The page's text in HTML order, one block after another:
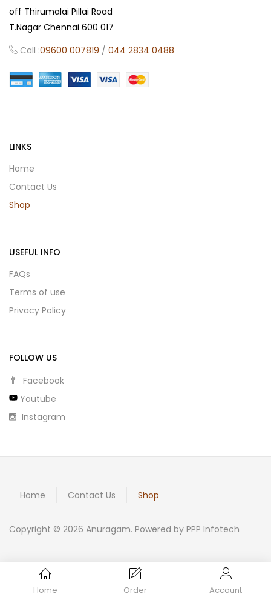
Home Order Account
off Thirumalai Pillai Road
T.Nagar Chennai 600 017
Call :09600 007819 / 044 2834 0488
LINKS
Home
Contact Us
Shop
USEFUL INFO
FAQs
Terms of use
Privacy Policy
FOLLOW US
Facebook
Youtube
Instagram
Copyright © 2026 Anuragam. Powered by PPP Infotech
Home Contact Us Shop